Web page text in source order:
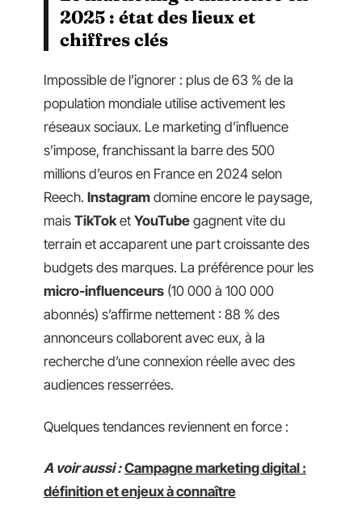
2025 : état des lieux et
chiffres clés
Impossible de l’ignorer : plus de 63 % de la
population mondiale utilise activement les
réseaux sociaux. Le marketing d’influence
s’impose, franchissant la barre des 500
millions d’euros en France en 2024 selon
Reech. Instagram domine encore le paysage,
mais TikToket YouTube gagnent vite du
terrain et accaparent une part croissante des
budgets des marques. La préférence pour les
micro-influenceurs (10 000 à 100 000
abonnés) s’affirme nettement : 88 % des
annonceurs collaborent avec eux, à la
recherche d’une connexion réelle avec des
audiences resserrées.
Quelques tendances reviennent en force :
A voir aussi : Campagne marketing digital :
définition et enjeux à connaître